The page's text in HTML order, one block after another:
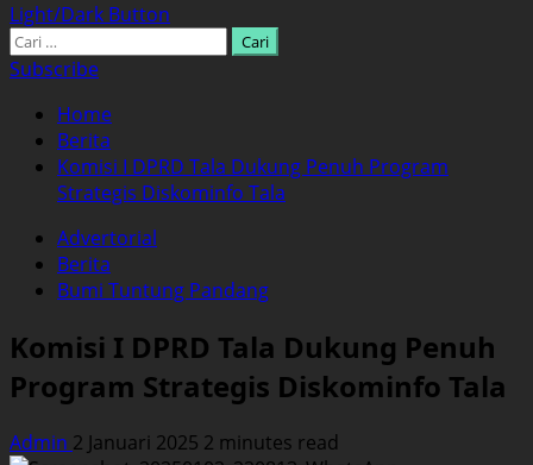
Light/Dark Button
Cari
untuk:
Subscribe
Home
Berita
Komisi I DPRD Tala Dukung Penuh Program
Strategis Diskominfo Tala
Advertorial
Berita
Bumi Tuntung Pandang
Komisi I DPRD Tala Dukung Penuh
Program Strategis Diskominfo Tala
Admin 2 Januari 2025 2 minutes read